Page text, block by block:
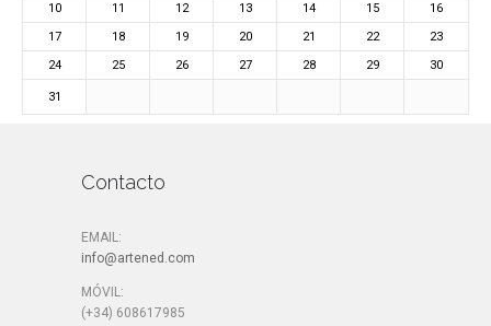
10 11 12 13 14 15
16
17
18 19 20 21 22
23
24
25 26 27 28 29 30
31
Contacto
EMAIL:
info@artened.com
MÓVIL:
(+34) 608617985